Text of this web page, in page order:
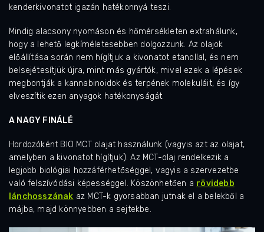
kenderkivonatot igazán hatékonnyá teszi.
Mindig alacsony nyomáson és hőmérsékleten extrahálunk,
hogy a lehető legkíméletesebben dolgozzunk. Az olajok
előállítása során nem hígítjuk a kivonatot etanollal, és nem
belsejétesítjük újra, mint más gyártók, mivel ezek a lépések
megbontják a kannabinoidok és terpének molekuláit, és így
elveszítik ezen anyagok hatékonyságát.
A NAGY FINÁLÉ
Hordozóként BIO MCT olajat használunk (vagyis azt az olajat,
amelyben a kivonatot hígítjuk). Az MCT-olaj rendelkezik a
legjobb biológiai hozzáférhetőséggel, vagyis a szervezetbe
való felszívódási képességgel. Köszönhetően a rövidebb
lánchosszának az MCT-k gyorsabban jutnak el a belekből a
májba, majd könnyebben a sejtekbe.